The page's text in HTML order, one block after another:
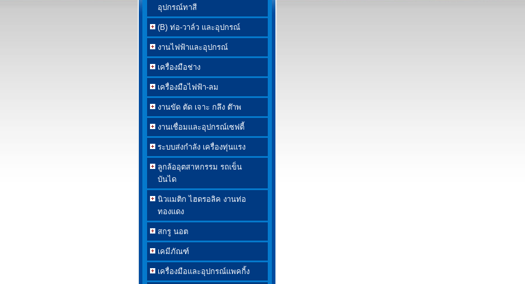
อุปกรณ์ทาสี
(B) ท่อ-วาล์ว และอุปกรณ์
งานไฟฟ้าและอุปกรณ์
เครื่องมือช่าง
เครื่องมือไฟฟ้า-ลม
งานขัด ตัด เจาะ กลึง ต๊าพ
งานเชื่อมและอุปกรณ์เซฟตี้
ระบบส่งกำลัง เครื่องทุ่นแรง
ลูกล้ออุตสาหกรรม รถเข็น
บันได
นิวแมติก ไฮดรอลิค งานท่อ
ทองแดง
สกรู นอต
เคมีภัณฑ์
เครื่องมือและอุปกรณ์แพคกิ้ง